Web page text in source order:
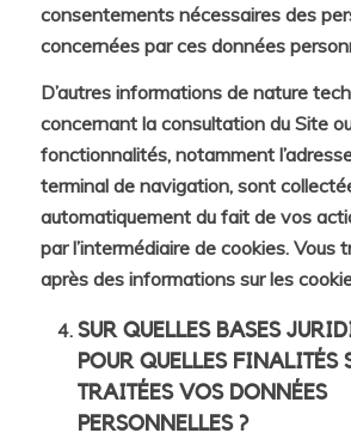
consentements nécessaires des
concernées par ces données
D’autres informations de nature
concernant la consultation du Site
fonctionnalités, notamment
terminal de navigation, sont
automatiquement du fait de vos
par l’intermédiaire de cookies. Vous
après des informations sur les
SUR QUELLES BASES
POUR QUELLES FINALITÉS
TRAITÉES VOS DONNÉES
PERSONNELLES ?